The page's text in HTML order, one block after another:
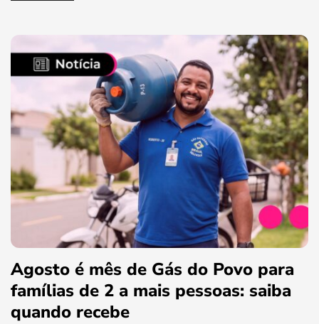
Agosto é mês de Gás do Povo para
famílias de 2 a mais pessoas: saiba
quando recebe